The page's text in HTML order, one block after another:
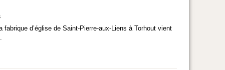
d’église de Saint-Pierre-aux-Liens à Torhout vient